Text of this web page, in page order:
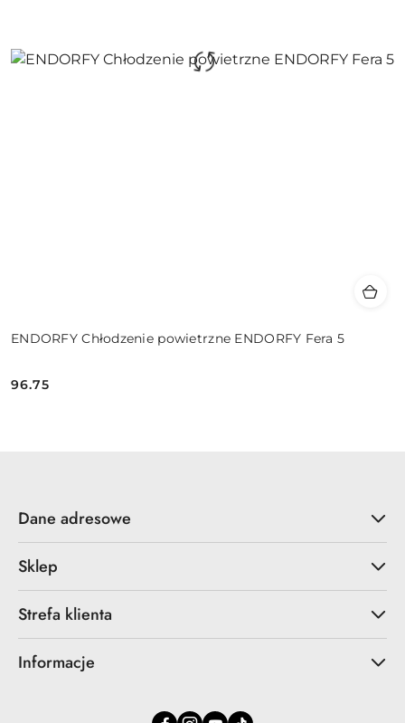
ENDORFY Chłodzenie powietrzne ENDORFY Fera 5
Cena:
96.75
Dane adresowe
Sklep
Strefa klienta
Informacje